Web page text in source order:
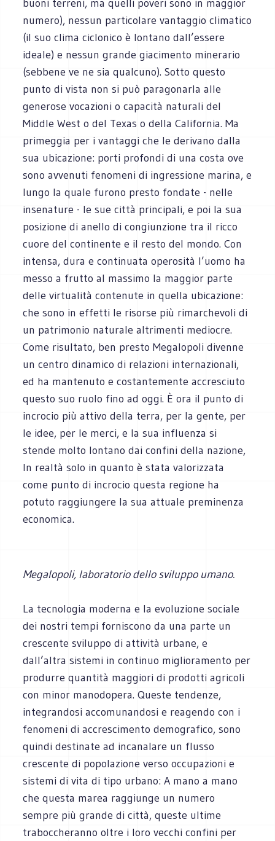
buoni terreni, ma quelli poveri sono in maggior
numero), nessun particolare vantaggio climatico
(il suo clima ciclonico è lontano dall’essere
ideale) e nessun grande giacimento minerario
(sebbene ve ne sia qualcuno). Sotto questo
punto di vista non si può paragonarla alle
generose vocazioni o capacità naturali del
Middle West o del Texas o della California. Ma
primeggia per i vantaggi che le derivano dalla
sua ubicazione: porti profondi di una costa ove
sono avvenuti fenomeni di ingressione marina, e
lungo la quale furono presto fondate - nelle
insenature - le sue città principali, e poi la sua
posizione di anello di congiunzione tra il ricco
cuore del continente e il resto del mondo. Con
intensa, dura e continuata operosità l’uomo ha
messo a frutto al massimo la maggior parte
delle virtualità contenute in quella ubicazione:
che sono in effetti le risorse più rimarchevoli di
un patrimonio naturale altrimenti mediocre.
Come risultato, ben presto Megalopoli divenne
un centro dinamico di relazioni internazionali,
ed ha mantenuto e costantemente accresciuto
questo suo ruolo fino ad oggi. È ora il punto di
incrocio più attivo della terra, per la gente, per
le idee, per le merci, e la sua influenza si
stende molto lontano dai confini della nazione,
In realtà solo in quanto è stata valorizzata
come punto di incrocio questa regione ha
potuto raggiungere la sua attuale preminenza
economica.
Megalopoli, laboratorio dello sviluppo umano.
La tecnologia moderna e la evoluzione sociale
dei nostri tempi forniscono da una parte un
crescente sviluppo di attività urbane, e
dall’altra sistemi in continuo miglioramento per
produrre quantità maggiori di prodotti agricoli
con minor manodopera. Queste tendenze,
integrandosi accomunandosi e reagendo con i
fenomeni di accrescimento demografico, sono
quindi destinate ad incanalare un flusso
crescente di popolazione verso occupazioni e
sistemi di vita di tipo urbano: A mano a mano
che questa marea raggiunge un numero
sempre più grande di città, queste ultime
traboccheranno oltre i loro vecchi confini per